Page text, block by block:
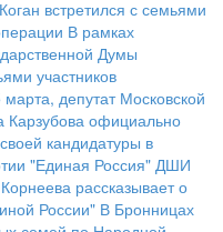
встретился с семьями
В рамках
Думы
участников
марта, депутат Московской
Карзубова официально
кандидатуры в
"Единая Россия" ДШИ
рассказывает о
России" В Бронницах